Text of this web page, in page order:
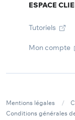
ESPACE
Tutoriels
Mon compte
Mentions légales
Conditions générales